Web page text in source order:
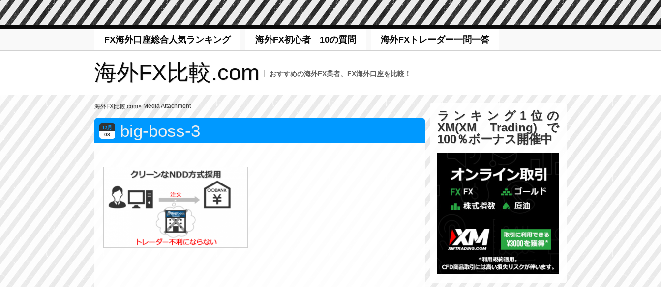
FX海外口座総合人気ランキング 海外FX初心者 10の質問 海外FXトレーダー一問一答
海外FX比較.com おすすめの海外FX業者、FX海外口座を比較！
海外FX比較.com» Media Attachment
12月
08 big-boss-3
ランキング1位の
XM(XM Trading)で
100％ボーナス開催中